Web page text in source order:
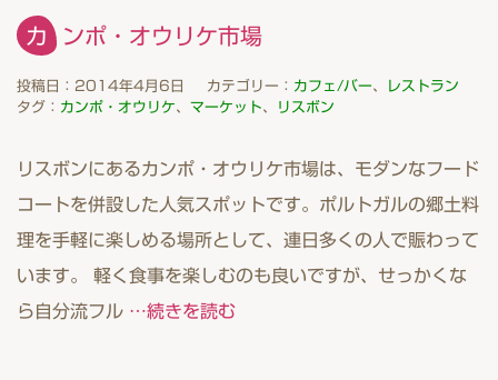
カンポ・オウリケ市場
投稿日：2014年4月6日 カテゴリー： カフェ/バー、
レストラン
タグ： カンポ・オウリケ、 マーケット、 リスボン
リスボンにあるカンポ・オウリケ市場は、モダンなフード
コートを併設した人気スポットです。ポルトガルの郷土料
理を手軽に楽しめる場所として、連日多くの人で賑わって
います。 軽く食事を楽しむのも良いですが、せっかくな
ら自分流フル …続きを読む